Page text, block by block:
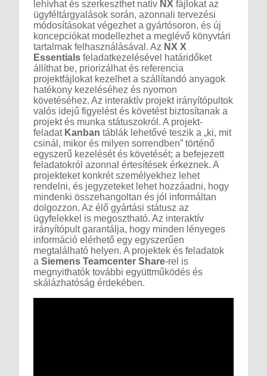
lehívhat és szerkeszthet natív NX fájlokat az
ügyféltárgyalások során, azonnali tervezési
módosításokat végezhet a gyártósoron, és új
koncepciókat modellezhet a meglévő könyvtári
tartalmak felhasználásával. Az NX X
Essentials feladatkezelésével határidőket
állíthat be, priorizálhat és referencia
projektfájlokat kezelhet a szállítandó anyagok
hatékony kezeléséhez és nyomon
követéséhez. Az interaktív projekt irányítópultok
valós idejű figyelést és követést biztosítanak a
projekt és munka státuszokról. A projekt-
feladat Kanban táblák lehetővé teszik a „ki, mit
csinál, mikor és milyen sorrendben” történő
egyszerű kezelését és követését; a befejezett
feladatokról azonnal értesítések érkeznek. A
projekteket konkrét személyekhez lehet
rendelni, és jegyzeteket lehet hozzáadni, hogy
mindenki összehangoltan és jól informáltan
dolgozzon. Az élő gyártási státusz az
ügyfelekkel is megosztható. Az interaktív
irányítópult garantálja, hogy minden lényeges
információ elérhető egy egyszerűen
megtalálható helyen. A projektek és feladatok
a Siemens Teamcenter Share-rel is
megnyithatók további együttműködés és
skálázhatóság érdekében.